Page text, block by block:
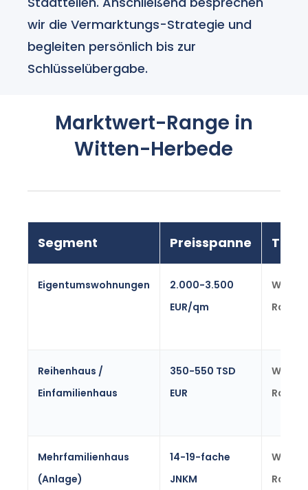
wir die Vermarktungs-Strategie und
begleiten persönlich bis zur
Schlüsselübergabe.
Marktwert-Range in
Witten-Herbede
Segment Preisspanne
Eigentumswohnungen
2.000-3.500
EUR/qm
Range
Reihenhaus /
Einfamilienhaus
350-550 TSD
EUR
Range
Mehrfamilienhaus
(Anlage)
14-19-fache
JNKM
Range